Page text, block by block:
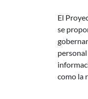
El
se
como la